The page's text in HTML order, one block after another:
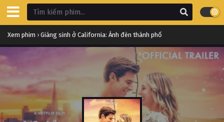
Xem phim › Giáng sinh ở California: Ánh đèn thành phố